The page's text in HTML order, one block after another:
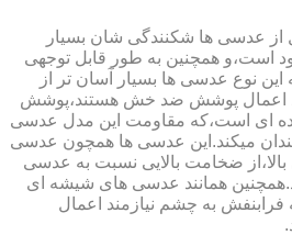
از عدسی ها شکنندگی شان بسیار
است،و همچنین به طور قابل توجهی
این نوع عدسی ها بسیار آسان تر از
اعمال پوشش ضد خش هستند،پوشش
ای است،که مقاومت این مدل عدسی
میکند.این عدسی ها همچون عدسی
ضخامت بالایی نسبت به عدسی
همانند عدسی های شیشه ای
فرابنفش به چشم نیازمند اعمال